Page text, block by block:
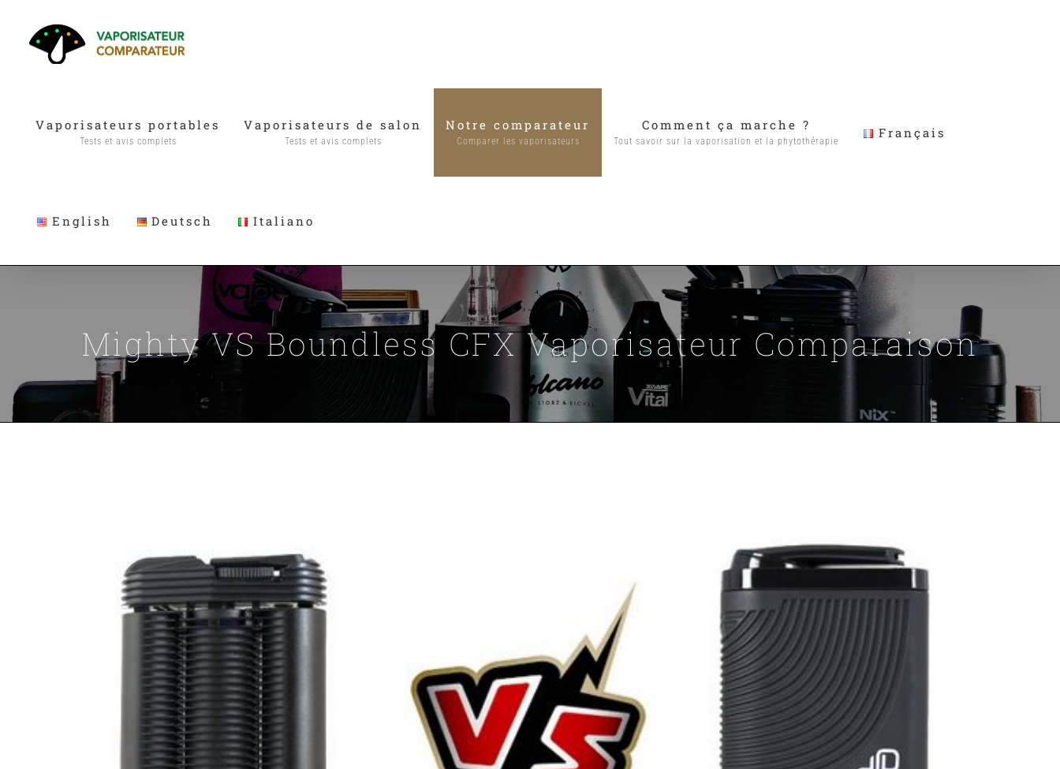
Vaporisateurs portables
Tests et avis complets
Vaporisateurs de salon
Tests et avis complets
Notre comparateur
Comparer les vaporisateurs
Comment ça marche ?
Tout savoir sur la vaporisation et la phytothérapie
Français
English Deutsch Italiano
Mighty VS Boundless CFX Vaporisateur Comparaison